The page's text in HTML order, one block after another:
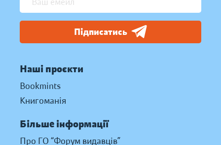
Підписатись
Наші проєкти
Bookmints
Книгоманія
Більше інформації
Про ГО “Форум видавців”